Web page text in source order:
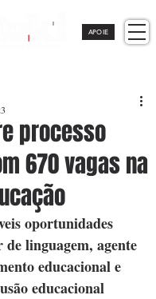
APOIE
processo
670 vagas na
oportunidades
linguagem, agente
educacional e
educacional